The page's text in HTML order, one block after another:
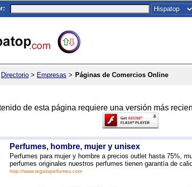
:
Directorio > Empresas > Páginas de Comercios Online
de esta página requiere una versión más
Perfumes, hombre, mujer y unisex
Perfumes para mujer y hombre a precios outlet hasta 75%,
perfumes originales nuestros perfumes tienen garantía de
http://www.regaloperfumes.com